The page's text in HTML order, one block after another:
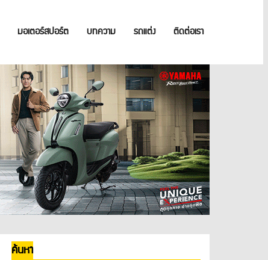
มอเตอร์สปอร์ต บทความ รถแต่ง ติดต่อเรา
ค้นหา